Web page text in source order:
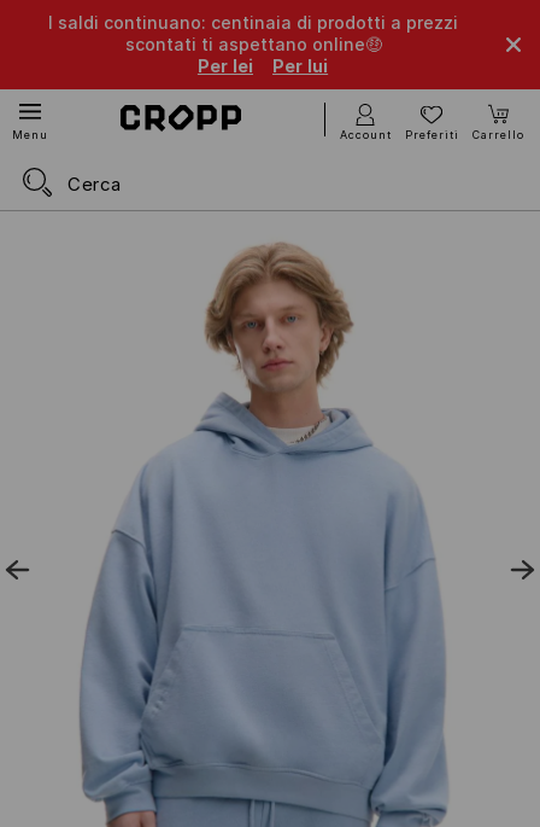
I saldi continuano: centinaia di prodotti a prezzi
scontati ti aspettano online🤑
Per lei
Per lui
Menu Account Preferiti Carrello